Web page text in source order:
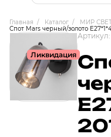
8 (4242) 30-00-27
8 (4242) 30-00-72
Главная / Каталог / МИР
Спот Mars черный/золото
Ликвидация
Артикул: